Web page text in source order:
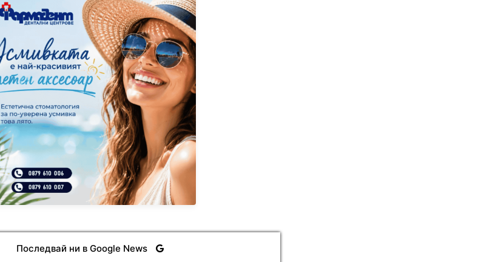
Последвай ни в Google News